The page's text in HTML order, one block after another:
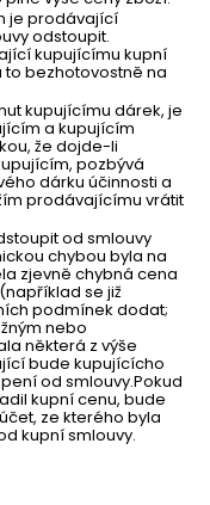
je prodávající
odstoupit.
kupujícímu kupní
bezhotovostně na
kupujícímu dárek, je
a kupujícím
že dojde-li
pozbývá
dárku účinnosti a
prodávajícímu vrátit
od smlouvy
chybou byla na
zjevně chybná cena
se již
podmínek dodat;
nebo
některá z výše
bude kupujícícho
od smlouvy.Pokud
kupní cenu, bude
ze kterého byla
kupní smlouvy.